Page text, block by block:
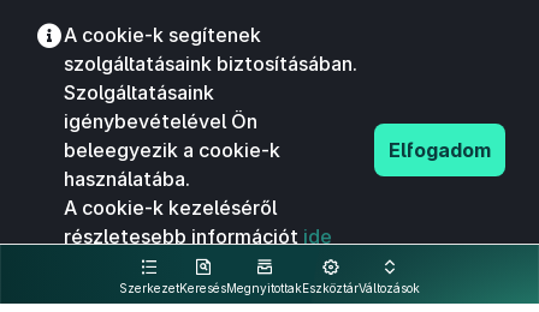
SzerkezetKeresésMegnyitottakEszköztárVáltozások
A cookie-k segítenek
szolgáltatásaink biztosításában.
Szolgáltatásaink
igénybevételével Ön
beleegyezik a cookie-k
használatába.
A cookie-k kezeléséről
részletesebb információt ide
kattintva olvashat.
Elfogadom